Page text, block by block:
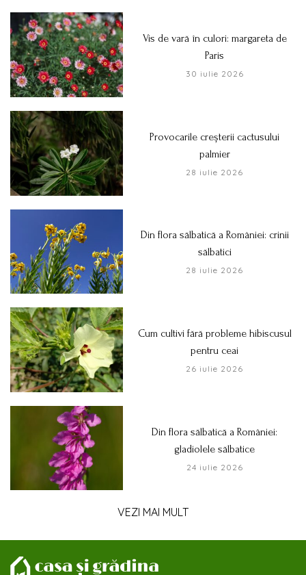
Vis de vară în culori: margareta de
Paris
30 iulie 2026
Provocarile creșterii cactusului
palmier
28 iulie 2026
Din flora sălbatică a României: crinii
sălbatici
28 iulie 2026
Cum cultivi fără probleme hibiscusul
pentru ceai
26 iulie 2026
Din flora sălbatică a României:
gladiolele sălbatice
24 iulie 2026
VEZI MAI MULT